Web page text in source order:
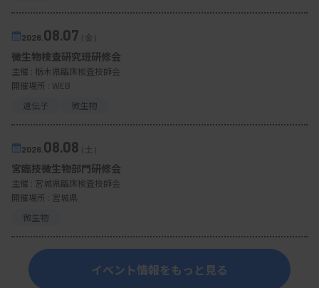
2026. 08.07（金）
微生物検査研究班研修会
主催 : 栃木県臨床検査技師会
開催場所 : WEB
遺伝子
微生物
2026. 08.08（土）
宮臨技微生物部門研修会
主催 : 宮城県臨床検査技師会
開催場所 : 宮城県
微生物
イベント情報をもっと見る